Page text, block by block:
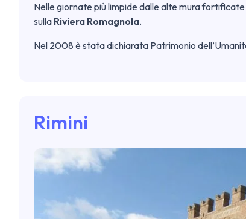
Nelle giornate più limpide dalle alte mura
sulla Riviera Romagnola.
Nel 2008 è stata dichiarata Patrimonio
Rimini